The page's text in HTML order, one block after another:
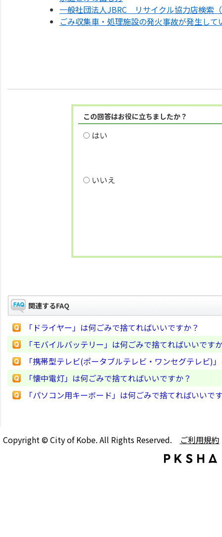
一般社団法人JBRC リサイクル協力店検索
ごみ収集車・処理施設の発火事故が発生して
この回答はお役に立ちましたか？
はい
いいえ
関連するFAQ
「ドライヤー」は何ごみで捨てればいいですか？
「モバイルバッテリー」は何ごみで捨てればいいです
「携帯型テレビ(ポータブルテレビ・ワンセグテレビ)
「懐中電灯」は何ごみで捨てればいいですか？
「パソコン用キーボード」は何ごみで捨てればいいで
Copyright © City of Kobe. All Rights Reserved. ご利用規約